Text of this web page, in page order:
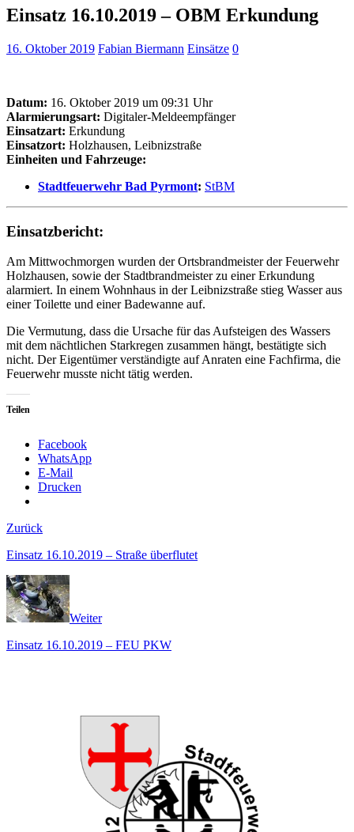
Einsatz 16.10.2019 – OBM Erkundung
16. Oktober 2019 Fabian Biermann Einsätze 0
Datum: 16. Oktober 2019 um 09:31 Uhr
Alarmierungsart: Digitaler-Meldeempfänger
Einsatzart: Erkundung
Einsatzort: Holzhausen, Leibnizstraße
Einheiten und Fahrzeuge:
Stadtfeuerwehr Bad Pyrmont: StBM
Einsatzbericht:
Am Mittwochmorgen wurden der Ortsbrandmeister der Feuerwehr
Holzhausen, sowie der Stadtbrandmeister zu einer Erkundung
alarmiert. In einem Wohnhaus in der Leibnizstraße stieg Wasser aus
einer Toilette und einer Badewanne auf.
Die Vermutung, dass die Ursache für das Aufsteigen des Wassers
mit dem nächtlichen Starkregen zusammen hängt, bestätigte sich
nicht. Der Eigentümer verständigte auf Anraten eine Fachfirma, die
Feuerwehr musste nicht tätig werden.
Teilen
Facebook
WhatsApp
E-Mail
Drucken
Zurück
Einsatz 16.10.2019 – Straße überflutet
Weiter
Einsatz 16.10.2019 – FEU PKW